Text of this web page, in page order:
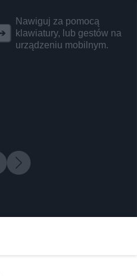
Nawiguj za pomocą
klawiatury, lub gestów na
urządzeniu mobilnym.